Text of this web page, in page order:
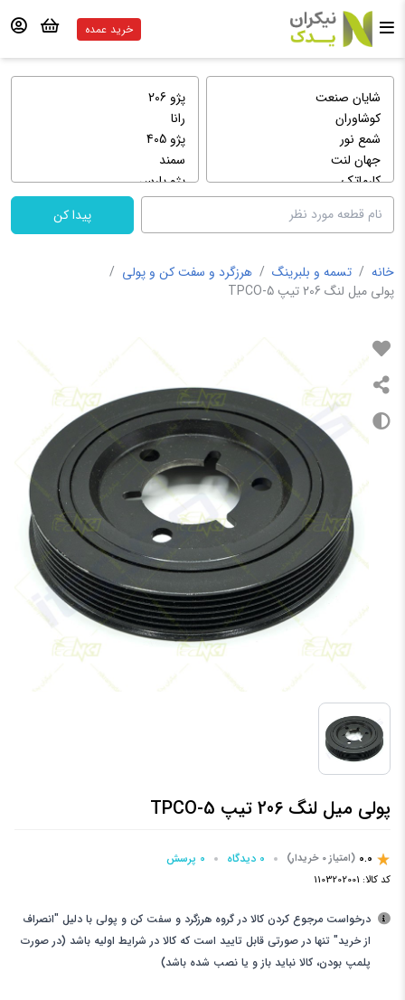
خرید عمده
پیدا کن
خانه / تسمه و بلبرینگ / هرزگرد و سفت کن و پولی /
پولی میل لنگ 206 تیپ 5-TPCO
پولی میل لنگ 206 تیپ 5-TPCO
0.0 (امتیاز 0 خریدار) 0 دیدگاه 0 پرسش‌
کد کالا: 1103202001
درخواست مرجوع کردن کالا در گروه هرزگرد و سفت کن و پولی با دلیل "انصراف
از خرید" تنها در صورتی قابل تایید است که کالا در شرایط اولیه باشد (در صورت
پلمپ بودن، کالا نباید باز و یا نصب شده باشد)